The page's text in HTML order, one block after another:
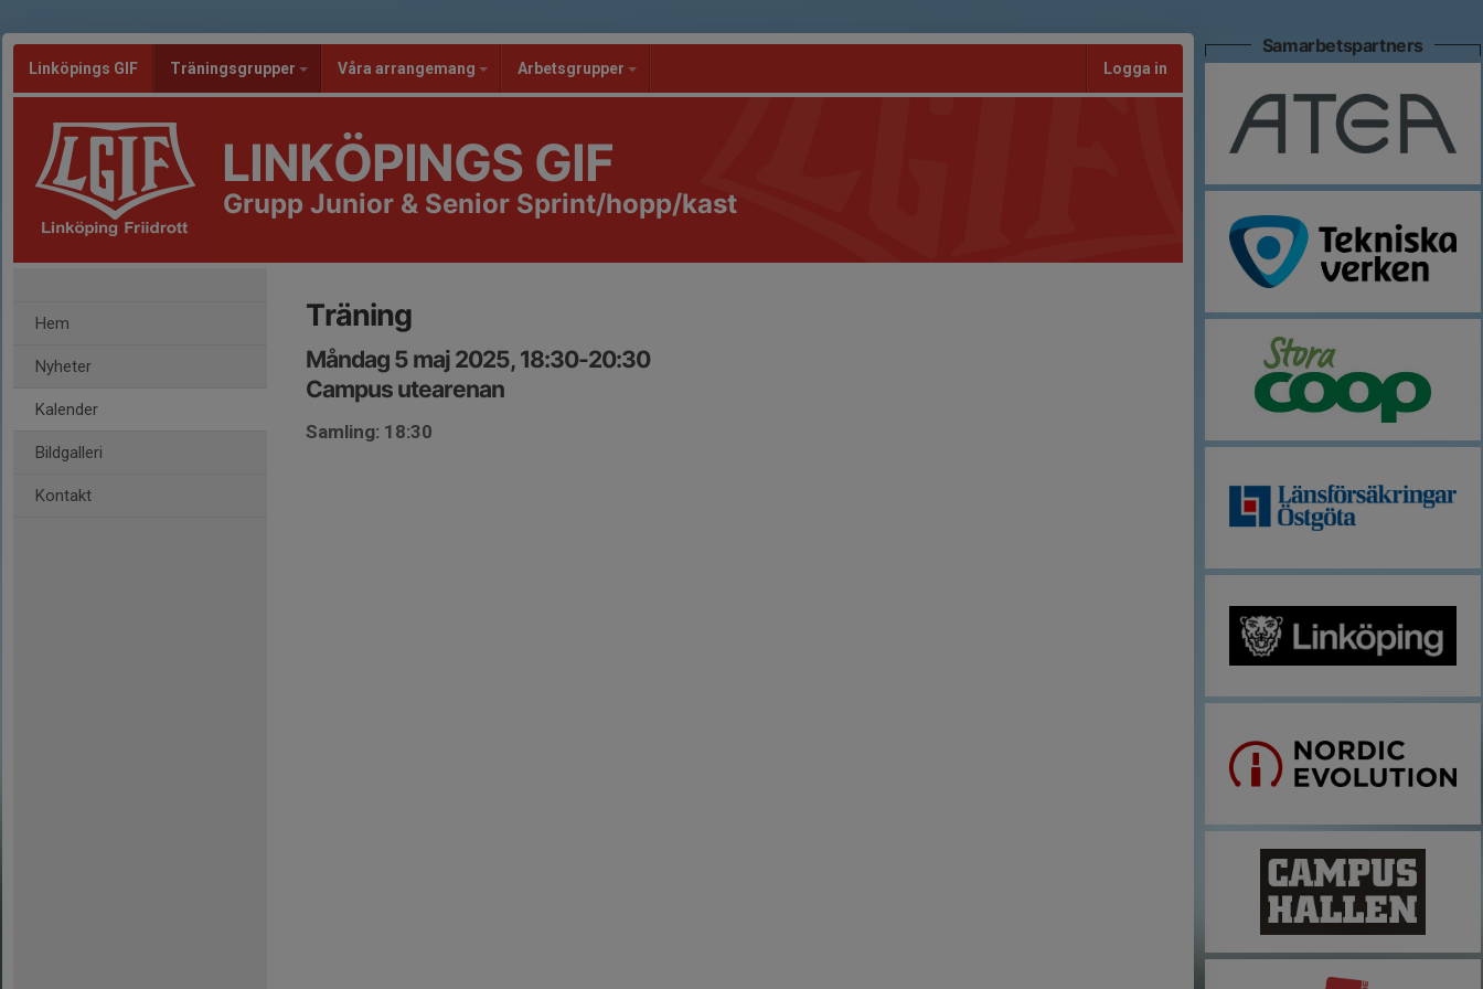
Linköpings GIF Träningsgrupper Våra arrangemang Arbetsgrupper Logga in
LINKÖPINGS GIF
Grupp Junior & Senior Sprint/hopp/kast
Hem
Nyheter
Kalender
Bildgalleri
Kontakt
Träning
Måndag 5 maj 2025, 18:30-20:30
Campus utearenan
Samling: 18:30
Samarbetspartners